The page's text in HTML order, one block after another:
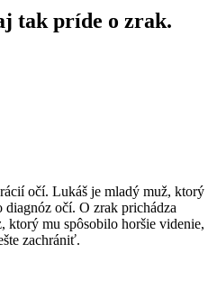
tak príde o zrak.
očí. Lukáš je mladý muž, ktorý
očí. O zrak prichádza
ktorý mu spôsobilo horšie videnie,
zachrániť.